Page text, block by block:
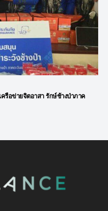
รือข่ายจิตอาสา รักษ์ช้างป่าภาค